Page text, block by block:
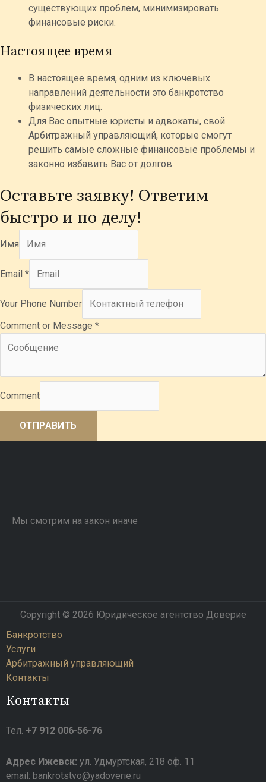
существующих проблем, минимизировать
финансовые риски.​
Настоящее время
В настоящее время, одним из ключевых
направлений деятельности это банкротство
физических лиц.
Для Вас опытные юристы и адвокаты, свой
Арбитражный управляющий, которые смогут
решить самые сложные финансовые проблемы и
законно избавить Вас от долгов
Оставьте заявку! Ответим
быстро и по делу!
Имя
Email *
Your Phone Number
Comment or Message *
Comment
ОТПРАВИТЬ
Мы смотрим на закон иначе
Copyright © 2026 Юридическое агентство Доверие
Банкротство
Услуги
Арбитражный управляющий
Контакты
Контакты
Тел. +7 912 006-56-76
Адрес Ижевск: ул. Удмуртская, 218 оф. 11
email: bankrotstvo@yadoverie.ru